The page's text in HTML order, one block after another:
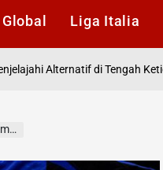
Liga Italia
di Tengah Ketidakpastian